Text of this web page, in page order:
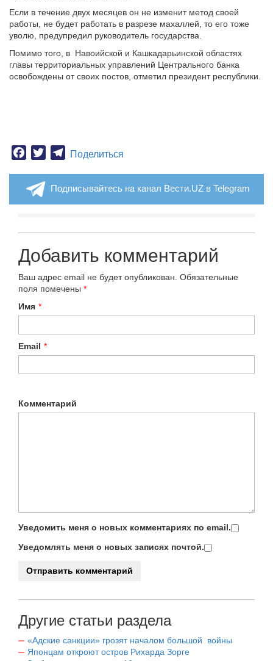
Если в течение двух месяцев он не изменит метод своей
работы, не будет работать в разрезе махаллей, то его тоже
уволю, предупредил руководитель государства.
Помимо того, в Навоийской и Кашкадарьинской областях
главы территориальных управлений Центрального банка
освобождены от своих постов, отметил президент республики.
Facebook
TwitterTelegram
Поделиться
Подписывайтесь на канал Вести.UZ в Telegram
Добавить комментарий
Ваш адрес email не будет опубликован. Обязательные
поля помечены *
Имя *
Email *
Комментарий
Уведомить меня о новых комментариях по email.
Уведомлять меня о новых записях почтой.
Другие статьи раздела
«Адские санкции» грозят началом большой войны
Японцам откроют остров Рихарда Зорге